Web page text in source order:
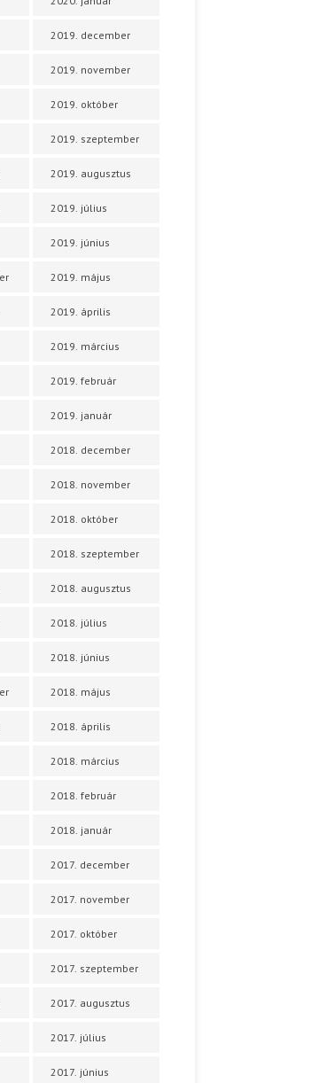
2019. december
2019. november
2019. október
2019. szeptember
2019. augusztus
2019. július
2019. június
2019. május
2019. április
2019. március
2019. február
2019. január
2018. december
2018. november
2018. október
2018. szeptember
2018. augusztus
2018. július
2018. június
2018. május
2018. április
2018. március
2018. február
2018. január
2017. december
2017. november
2017. október
2017. szeptember
2017. augusztus
2017. július
2017. június